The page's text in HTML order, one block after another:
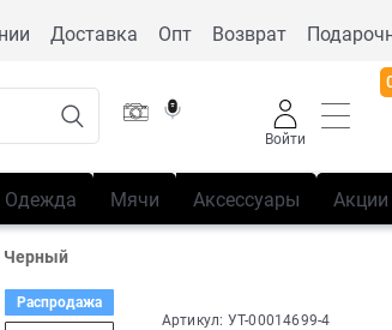
Доставка Опт Возврат
Войти
Одежда Мячи Аксессуары Акции
Черный
Распродажа
Артикул: УТ-00014699-4